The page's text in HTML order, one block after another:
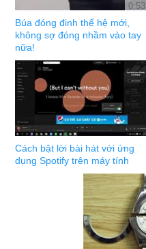
0:53
Búa đóng đinh thế hệ mới,
không sợ đóng nhầm vào tay
nữa!
Cách bật lời bài hát với ứng
dụng Spotify trên máy tính